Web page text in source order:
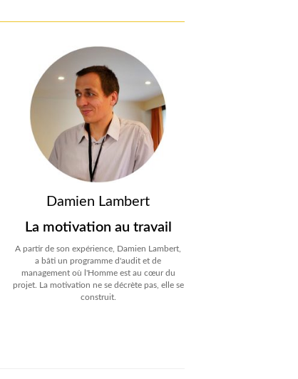
Damien Lambert
La motivation au travail
A partir de son expérience, Damien Lambert,
a bâti un programme d'audit et de
management où l'Homme est au cœur du
projet. La motivation ne se décrète pas, elle se
construit.